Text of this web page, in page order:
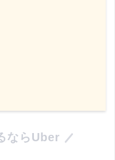
ならUber